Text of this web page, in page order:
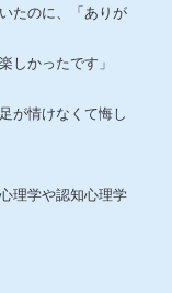
たのに、「ありが
しかったです」
が情けなくて悔し
理学や認知心理学